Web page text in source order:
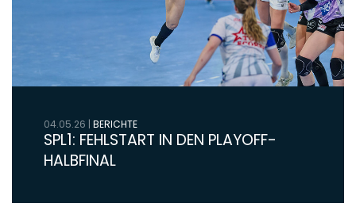
04.05.26 | BERICHTE
SPL1: FEHLSTART IN DEN PLAYOFF-
HALBFINAL